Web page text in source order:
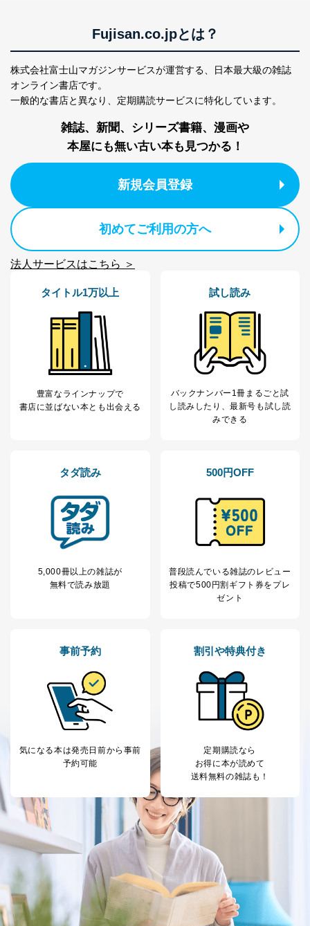
（内容の訂正、追加または削除）、利用停止等（「利用
の停止または消去」「第三者への提供の停止」）の求め
に対応させていただいております。 当社顧客の皆様の
個人情報は「マイページ」にログインしていただくこと
で、訂正、追加、変更を行っていただくことが出来ま
す。マイページをご利用いただけない方、その他の方に
つきましては、下記Aをご覧ください。 また、ご登録い
ただいた個人情報のうち、市町村などの名称および郵便
番号、金融機関の名称あるいはクレジットカードの有効
期限など、商品のお届けやご請求を行う上で支障がある
A.開示等の求めの申し出先、提出していただく書面等
く書面等については、その際にご案内いたします。
■電話による場合
TEL:0570-200-223
係
受付時間：10:00～17:00（土、日、祝、年末年始休業）
■電子メールによる場合
e-mail：
cs@fujisan.co.jp
B.開示等の対応に際して、以下記載の項目のうち2項目
商品を購入された個人のお客様：氏名、住所、電話番
名
株主様：氏名、住所、（会社名）
C.代理人様による開示等のご請求
開示等のご請求をすることについて代理人に委任する場
合は、前項の書類に加えて、下記書類をご同封くださ
委任状
ご本人様が委任状に捺印し、捺印した印鑑の印鑑登
しくは抄本、または住民票をご提出いただくことも
代理人本人であることを確認するための書類
下記書類のうち、いずれかを同封してください。
（本籍地を塗りつぶしたものをご用意下さい。）
・運転免許証の写し
・住民票の写し
D.手数料について
利用目的の通知、開示対象個人情報の開示請求につ
いては、1回の申請ごとに手数料、郵送料が必要で
郵送料：860円（内訳：定形110円、書留480円、本
人限定受取郵便270円)
(2024年10月1日現在)
※上記郵送料は国内郵便の場合の費用です。国外へ
の郵送の場合は、実費をご負担いただきます。
手数料等の支払方法
費用のお支払方法は、郵送料分の郵便定額小為替を
申請書類に同封してください。
(郵便局にお支払いいただく手数料は申請者のご負担
Fujisan.co.jpとは？
株式会社富士山マガジンサービスが運営する、
日本最大級の雑誌
オンライン書店です。
一般的な書店と異なり、 定期購読サービスに特化しています。
雑誌、新聞、シリーズ書籍、漫画や
本屋にも無い古い本も見つかる！
新規会員登録
初めてご利用の方へ
法人サービスはこちら ＞
タイトル1万以上
豊富なラインナップで
書店に並ばない本とも出会える
試し読み
バックナンバー1冊まるごと試
し読み したり、最新号も試し読
みできる
タダ読み
5,000冊以上の雑誌が
無料で読み放題
500円OFF
普段読んでいる雑誌のレビュー
投稿で500円割ギフト券をプレ
ゼント
事前予約
気になる本は発売日前から事前
予約可能
割引や特典付き
定期購読なら
お得に本が読めて
送料無料の雑誌も！